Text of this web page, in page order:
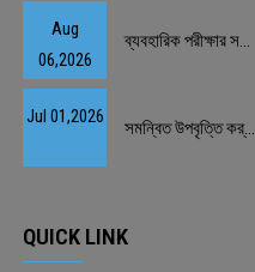
Aug
06,2026
ব্যবহারিক পরীক্ষার স...
Jul 01,2026
সমন্বিত উপবৃত্তি কর্...
QUICK LINK